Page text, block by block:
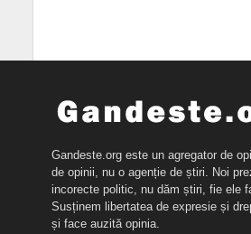
Gandeste.org este un agregator de
de opinii, nu o agenție de știri. Noi
incorecte politic, nu dăm știri, fie ele
Susținem libertatea de expresie și
și face auzită opinia.